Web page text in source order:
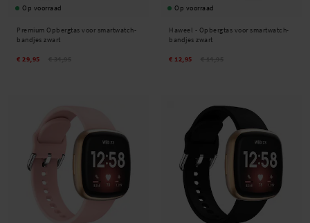
Op voorraad
Premium Opbergtas voor smartwatch-
bandjes zwart
€ 29,95
Op voorraad
Haweel - Opbergtas voor smartwatch-
bandjes zwart
€ 12,95